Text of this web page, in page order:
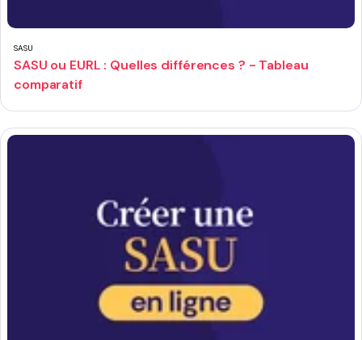
SASU
SASU ou EURL : Quelles différences ? - Tableau
comparatif